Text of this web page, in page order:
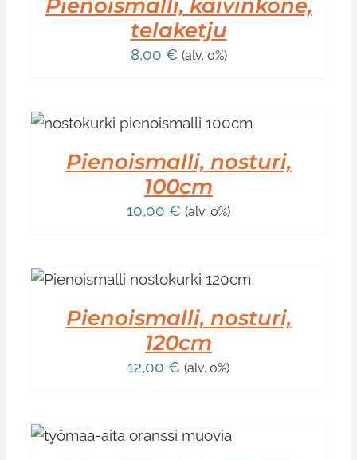
Pienoismalli, kaivinkone,
telaketju
8,00 € (alv. 0%)
Pienoismalli, nosturi,
100cm
10,00 € (alv. 0%)
Pienoismalli, nosturi,
120cm
12,00 € (alv. 0%)